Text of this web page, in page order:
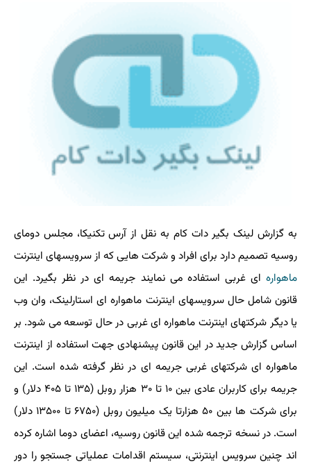
به گزارش لینک بگیر دات کام به نقل از آرس تکنیکا، مجلس دومای
روسیه تصمیم دارد برای افراد و شرکت هایی که از سرویسهای اینترنت
ماهواره ای غربی استفاده می نمایند جریمه ای در نظر بگیرد. این
قانون شامل حال سرویسهای اینترنت ماهواره ای استارلینک، وان وب
یا دیگر شرکتهای اینترنت ماهواره ای غربی در حال توسعه می شود. بر
اساس گزارش جدید در این قانون پیشنهادی جهت استفاده از اینترنت
ماهواره ای شرکتهای غربی جریمه ای در نظر گرفته شده است. این
جریمه برای کاربران عادی بین ۱۰ تا ۳۰ هزار روبل (۱۳۵ تا ۴۰۵ دلار) و
برای شرکت ها بین ۵۰ هزارتا یک میلیون روبل (۶۷۵۰ تا ۱۳۵۰۰ دلار)
است. در نسخه ترجمه شده این قانون روسیه، اعضای دوما اشاره کرده
اند چنین سرویس اینترنتی، سیستم اقدامات عملیاتی جستجو را دور